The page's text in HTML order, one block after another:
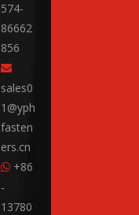
574-
86662
856

sales0
1@yph
fasten
ers.cn
 +86
-
13780